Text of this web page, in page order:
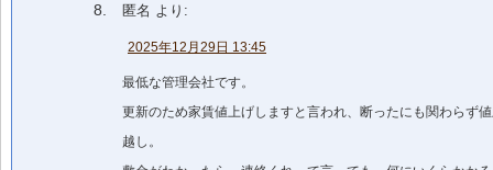
匿名 より:
2025年12月29日 13:45
最低な管理会社です。
更新のため家賃値上げしますと言われ、断ったにも関わらず
越し。